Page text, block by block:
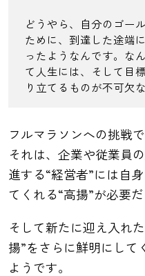
どうやら、自分のゴー
ために、到達した途端
ったようなんです。な
て人生には、そして目
り立てるものが不可欠
フルマラソンへの挑戦
それは、企業や従業員
進する“経営者”には自
てくれる“高揚”が必要
そして新たに迎え入れ
揚”をさらに鮮明にして
ようです。